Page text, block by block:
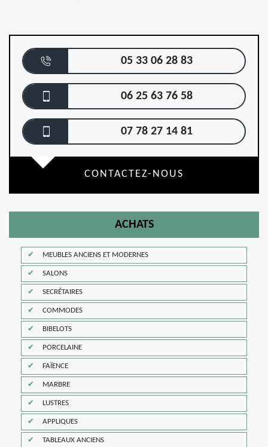
05 33 06 28 83
06 25 63 76 58
07 78 27 14 81
CONTACTEZ-NOUS
ACHATS
MEUBLES ANCIENS ET MODERNES
SALONS
SECRÉTAIRES
COMMODES
BIBELOTS
PORCELAINE
FAÏENCE
MARBRE
LUSTRES
APPLIQUES
TABLEAUX ANCIENS